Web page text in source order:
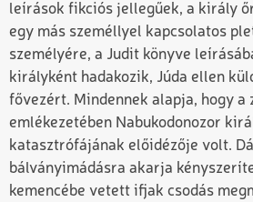
leírások fikciós jellegűek, a király
egy más személlyel kapcsolatos
személyére, a Judit könyve
királyként hadakozik, Júda ellen
fővezért. Mindennek alapja, hogy a
emlékezetében Nabukodonozor
katasztrófájának előidézője volt.
bálványimádásra akarja
kemencébe vetett ifjak csodás